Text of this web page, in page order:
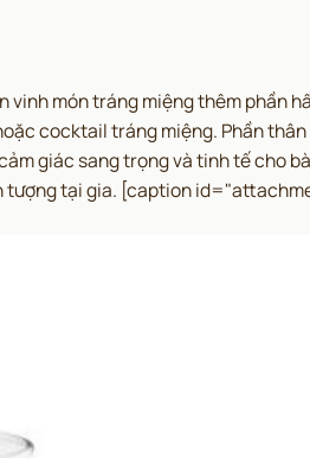
vinh món tráng miệng thêm phần
cocktail tráng miệng. Phần
giác sang trọng và tinh tế cho
tượng tại gia. [caption